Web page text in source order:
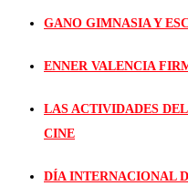
GANO GIMNASIA Y
ENNER VALENCIA
LAS ACTIVIDADES
CINE
DÍA INTERNACIONAL